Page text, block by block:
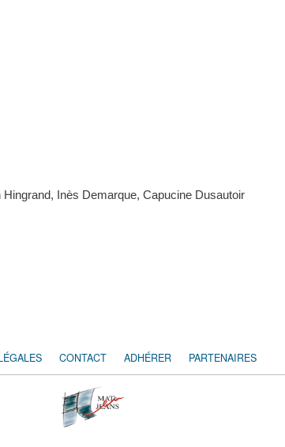
Inès Demarque, Capucine Dusautoir
CONTACT ADHÉRER PARTENAIRES